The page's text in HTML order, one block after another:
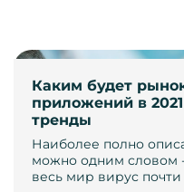
Каким будет
приложений в
тренды
Наиболее полно
можно одним словом
весь мир вирус